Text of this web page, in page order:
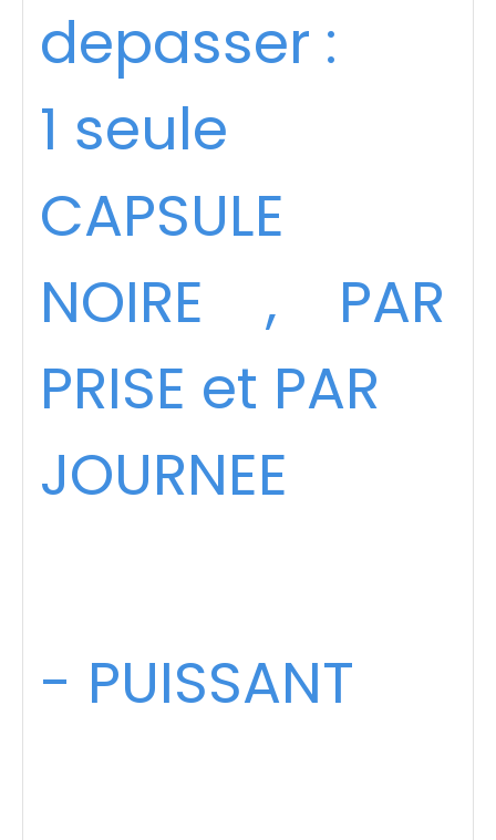
depasser :
1 seule
CAPSULE
NOIRE , PAR
PRISE et PAR
JOURNEE
- PUISSANT